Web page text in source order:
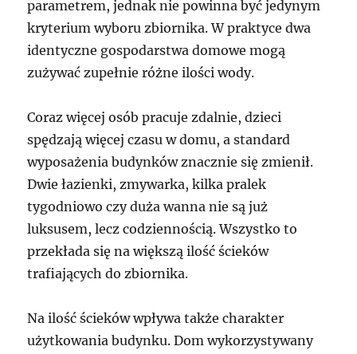
parametrem, jednak nie powinna być jedynym
kryterium wyboru zbiornika. W praktyce dwa
identyczne gospodarstwa domowe mogą
zużywać zupełnie różne ilości wody.
Coraz więcej osób pracuje zdalnie, dzieci
spędzają więcej czasu w domu, a standard
wyposażenia budynków znacznie się zmienił.
Dwie łazienki, zmywarka, kilka pralek
tygodniowo czy duża wanna nie są już
luksusem, lecz codziennością. Wszystko to
przekłada się na większą ilość ścieków
trafiających do zbiornika.
Na ilość ścieków wpływa także charakter
użytkowania budynku. Dom wykorzystywany